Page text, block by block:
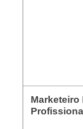
Marketeiro